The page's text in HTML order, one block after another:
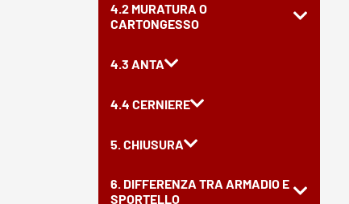
4.2 MURATURA O
CARTONGESSO
4.3 ANTA
4.4 CERNIERE
5. CHIUSURA
6. DIFFERENZA TRA ARMADIO E
SPORTELLO